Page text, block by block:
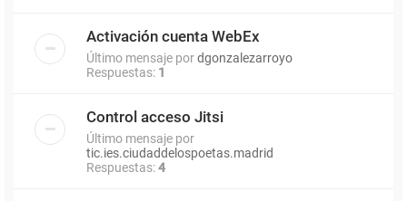
Activación cuenta WebEx
Último mensaje pordgonzalezarroyo
Respuestas: 1
Control acceso Jitsi
Último mensaje por
tic.ies.ciudaddelospoetas.madrid
Respuestas:4